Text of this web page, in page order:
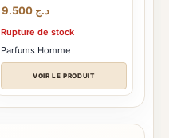
د.ج 9.500
Rupture de stock
Parfums Homme
VOIR LE PRODUIT